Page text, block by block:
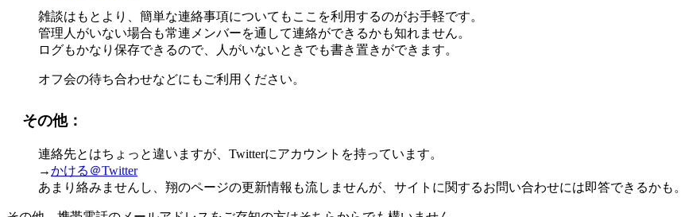
雑談はもとより、簡単な連絡事項についてもここを利用するのがお手軽です。
管理人がいない場合も常連メンバーを通して連絡ができるかも知れません。
ログもかなり保存できるので、人がいないときでも書き置きができます。
オフ会の待ち合わせなどにもご利用ください。
その他：
連絡先とはちょっと違いますが、Twitterにアカウントを持っています。
→かける＠Twitter
あまり絡みませんし、翔のページの更新情報も流しませんが、サイトに関するお問い合わせには即答できるかも。